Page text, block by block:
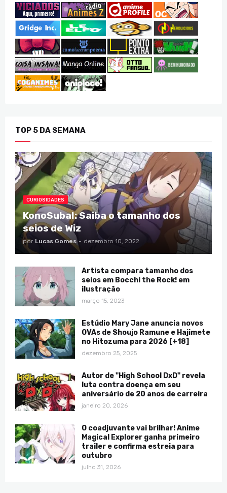
TOP 5 DA SEMANA
CURIOSIDADES
KonoSuba!: Saiba o tamanho dos
seios de Wiz
por Lucas Gomes - dezembro 10, 2022
Artista compara tamanho dos
seios em Bocchi the Rock! em
ilustração
março 15, 2023
Estúdio Mary Jane anuncia novos
OVAs de Shoujo Ramune e Hajimete
no Hitozuma para 2026 [+18]
dezembro 25, 2025
Autor de "High School DxD" revela
luta contra doença em seu
aniversário de 20 anos de carreira
janeiro 20, 2026
O coadjuvante vai brilhar! Anime
Magical Explorer ganha primeiro
trailer e confirma estreia para
outubro
julho 31, 2026